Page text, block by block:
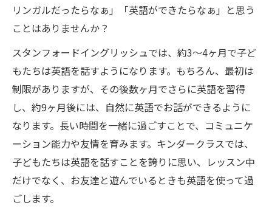
リンガルだったらなぁ」「英語ができたらなぁ」と思う
ことはありませんか？
スタンフォードイングリッシュでは、約3～4ヶ月で子ど
もたちは英語を話すようになります。もちろん、最初は
制限がありますが、その後数ヶ月でさらに英語を習得
し、約9ヶ月後には、自然に英語でお話ができるように
なります。長い時間を一緒に過ごすことで、コミュニケ
ーション能力や友情を育みます。キンダークラスでは、
子どもたちは英語を話すことを誇りに思い、レッスン中
だけでなく、お友達と遊んでいるときも英語を使って過
ごします。